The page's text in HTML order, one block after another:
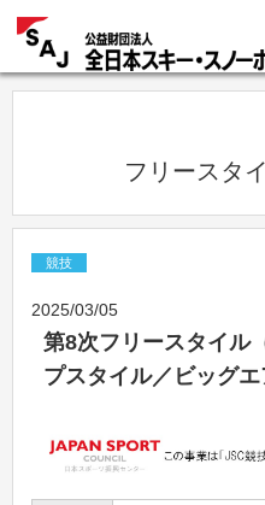
フ
競技
2025/03/05
第8次フリースタイル
プスタイル／ビッグ